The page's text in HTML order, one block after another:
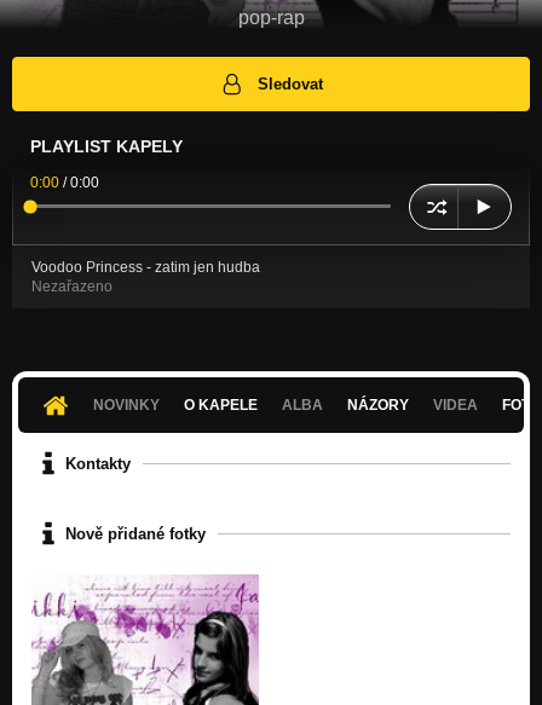
pop-rap
Sledovat
PLAYLIST KAPELY
0:00 /0:00
Voodoo Princess - zatim jen hudba
Nezařazeno
NOVINKY O KAPELE ALBA NÁZORY VIDEA
Kontakty
Nově přidané fotky